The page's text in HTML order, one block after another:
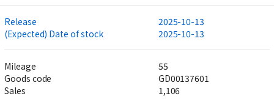
Release
2025-10-13
(Expected) Date of stock
2025-10-13
Mileage
55
Goods code
GD00137601
Sales
1,106